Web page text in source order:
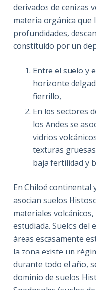
derivados de cenizas
materia orgánica que
profundidades,
constituido por un
Entre el suelo y
horizonte
fierrillo,
En los sectores
los Andes se
vidrios
texturas
baja fertilidad y
En Chiloé continental
asocian suelos
materiales
estudiada. Suelos del
áreas escasamente
la zona existe un
durante todo el año,
dominio de suelos